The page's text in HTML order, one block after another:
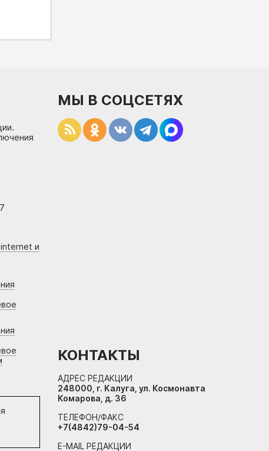
и
МЫ В СОЦСЕТЯХ
КОНТАКТЫ
АДРЕС РЕДАКЦИИ
248000, г. Калуга, ул. Космонавта
Комарова, д. 36
ТЕЛЕФОН/ФАКС
+7(4842)79-04-54
E-MAIL РЕДАКЦИИ